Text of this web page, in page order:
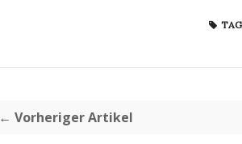
← Vorheriger Artikel